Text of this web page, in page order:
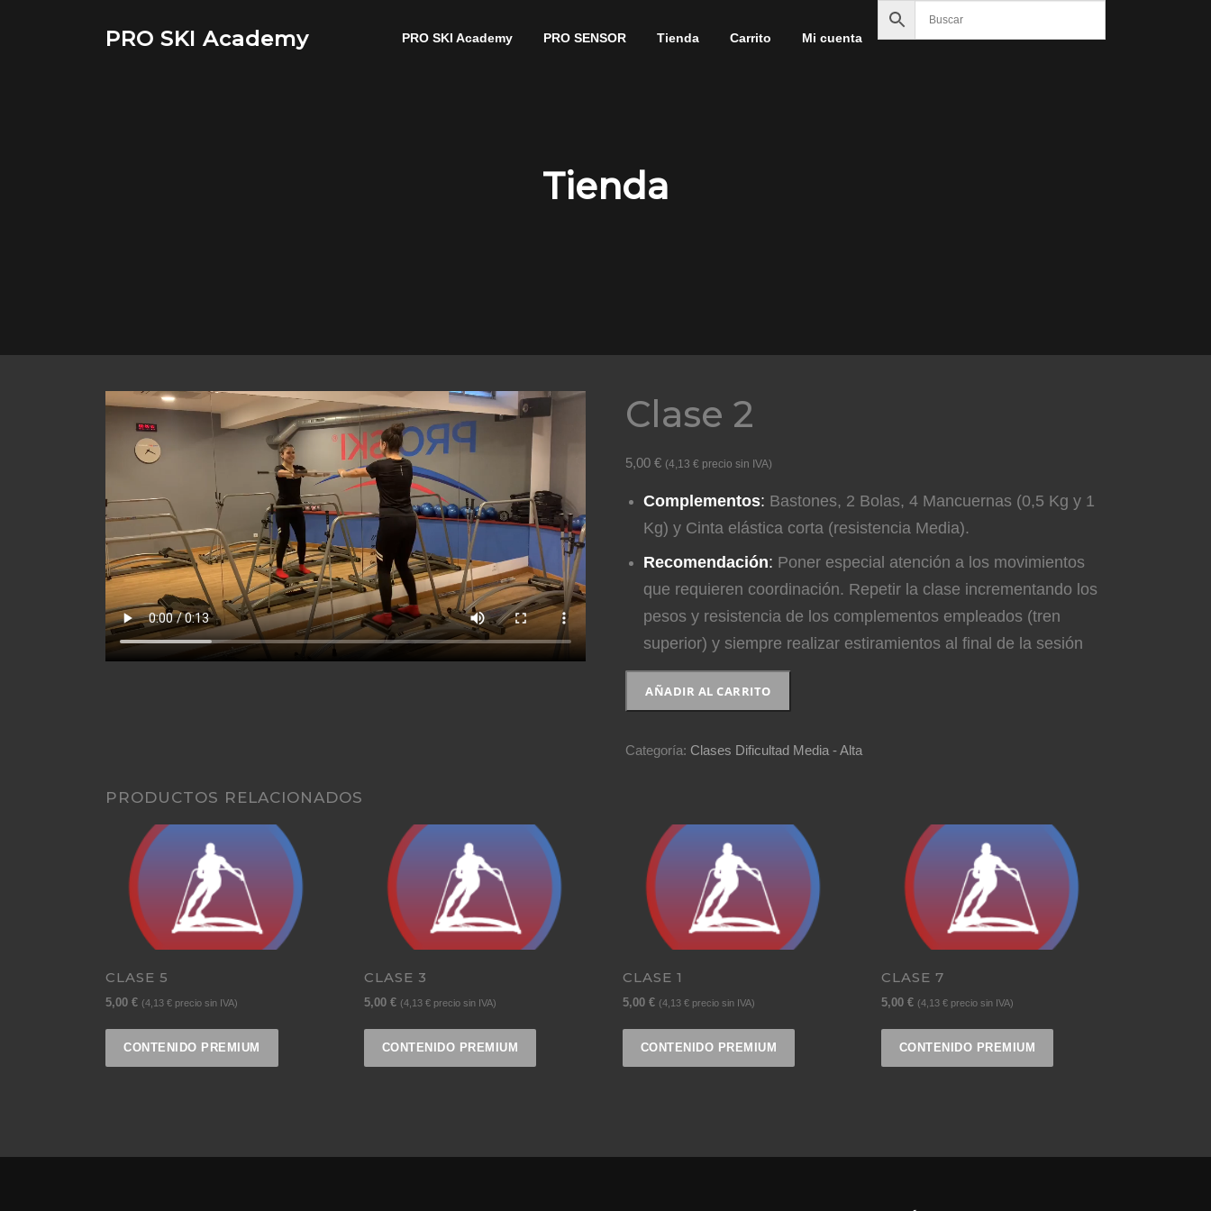
PRO SKI Academy PRO SKI Academy PRO SENSOR Tienda Carrito Mi cuenta
Tienda
Clase 2
5,00€ (4,13€ precio sin IVA)
Complementos: Bastones, 2 Bolas, 4 Mancuernas (0,5 Kg y 1
Kg) y Cinta elástica corta (resistencia Media).
Recomendación: Poner especial atención a los movimientos
que requieren coordinación. Repetir la clase incrementando los
pesos y resistencia de los complementos empleados (tren
superior) y siempre realizar estiramientos al final de la sesión
Clase
AÑADIR AL CARRITO
Categoría: Clases Dificultad Media - Alta
PRODUCTOS RELACIONADOS
CLASE 5
5,00 € (4,13 € precio sin IVA)
CONTENIDO PREMIUM
CLASE 3
5,00 € (4,13 €precio sin IVA)
CONTENIDO PREMIUM
CLASE 1
5,00 € (4,13 €precio sin IVA)
CONTENIDO PREMIUM
CLASE 7
5,00 € (4,13 €precio sin IVA)
CONTENIDO PREMIUM